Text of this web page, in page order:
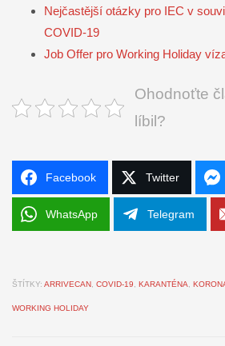
Nejčastější otázky pro IEC v
COVID-19
Job Offer pro Working Holiday
Ohodnoťte
líbil?
Facebook Twitter
WhatsApp Telegram
ŠTÍTKY: ARRIVECAN COVID-19 KARANTÉNA
WORKING HOLIDAY